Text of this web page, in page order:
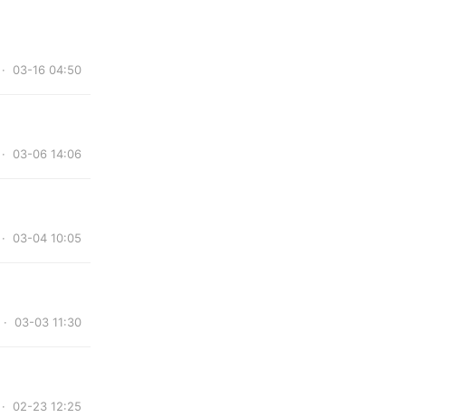
· 03-16 04:50
· 03-06 14:06
· 03-04 10:05
· 03-03 11:30
· 02-23 12:25